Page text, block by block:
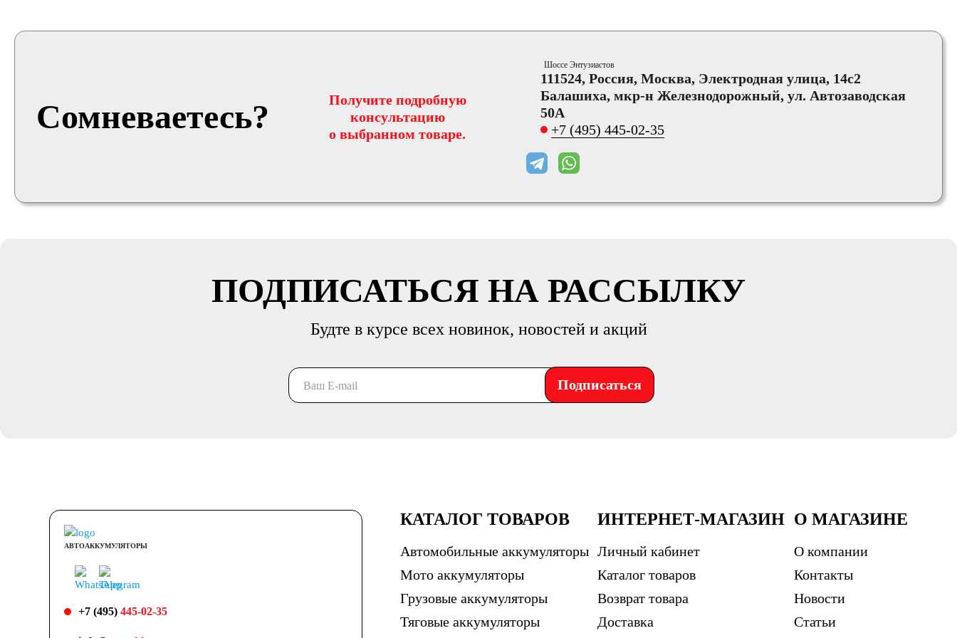
Сомневаетесь?
Получите подробную
консультацию
о выбранном товаре.
Шоссе Энтузиастов
111524, Россия, Москва, Электродная улица, 14с2
Балашиха, мкр-н Железнодорожный, ул. Автозаводская
50А
+7 (495) 445-02-35
ПОДПИСАТЬСЯ НА РАССЫЛКУ
Будте в курсе всех новинок, новостей и акций
Подписаться
АВТОАККУМУЛЯТОРЫ
+7 (495) 445-02-35
КАТАЛОГ ТОВАРОВ
Автомобильные аккумуляторы
Мото аккумуляторы
Грузовые аккумуляторы
Тяговые аккумуляторы
ИНТЕРНЕТ-МАГАЗИН
Личный кабинет
Каталог товаров
Возврат товара
Доставка
О МАГАЗИНЕ
О компании
Контакты
Новости
Статьи